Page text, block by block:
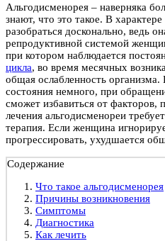
Альгодисменорея – наверняка
знают, что это такое. В
разобраться досконально, ведь
репродуктивной системой
при котором наблюдается
цикла, во время месячных
общая ослабленность
состояния немного, при
сможет избавиться от
лечения альгодисменореи
терапия. Если женщина
прогрессировать, ухудшается
Содержание
Что такое альгодисменорея
Причины возникновения
Симптомы
Диагностика
Как лечить